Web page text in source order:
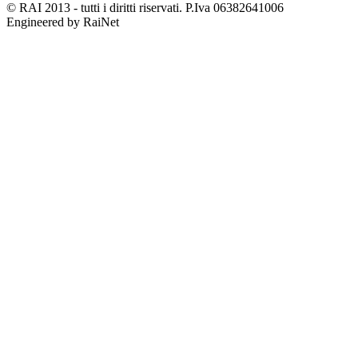
© RAI 2013 - tutti i diritti riservati. P.Iva 06382641006
Engineered by RaiNet